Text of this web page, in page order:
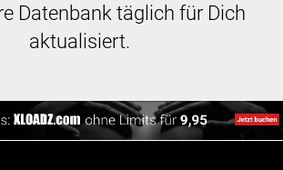
Datenbank täglich für Dich
aktualisiert.